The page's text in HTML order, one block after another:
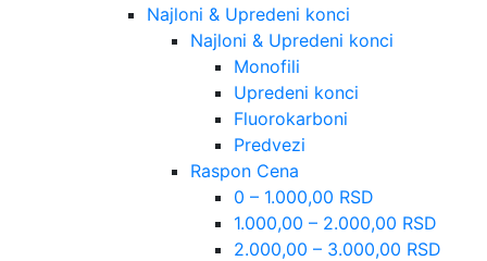
Najloni & Upredeni konci
Najloni & Upredeni konci
Monofili
Upredeni konci
Fluorokarboni
Predvezi
Raspon Cena
0 – 1.000,00 RSD
1.000,00 – 2.000,00 RSD
2.000,00 – 3.000,00 RSD